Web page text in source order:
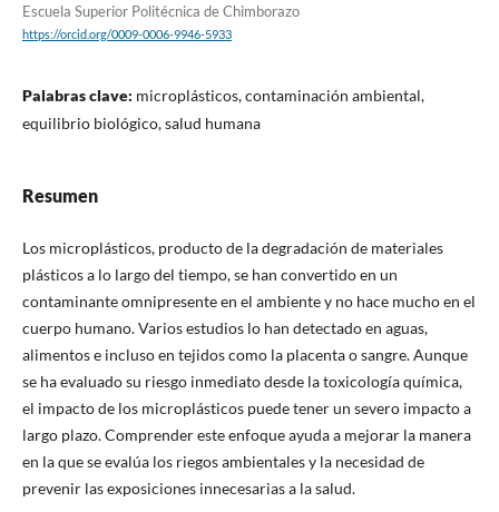
Escuela Superior Politécnica de Chimborazo
https://orcid.org/0009-0006-9946-5933
Palabras clave: microplásticos, contaminación ambiental,
equilibrio biológico, salud humana
Resumen
Los microplásticos, producto de la degradación de materiales
plásticos a lo largo del tiempo, se han convertido en un
contaminante omnipresente en el ambiente y no hace mucho en el
cuerpo humano. Varios estudios lo han detectado en aguas,
alimentos e incluso en tejidos como la placenta o sangre. Aunque
se ha evaluado su riesgo inmediato desde la toxicología química,
el impacto de los microplásticos puede tener un severo impacto a
largo plazo. Comprender este enfoque ayuda a mejorar la manera
en la que se evalúa los riegos ambientales y la necesidad de
prevenir las exposiciones innecesarias a la salud.